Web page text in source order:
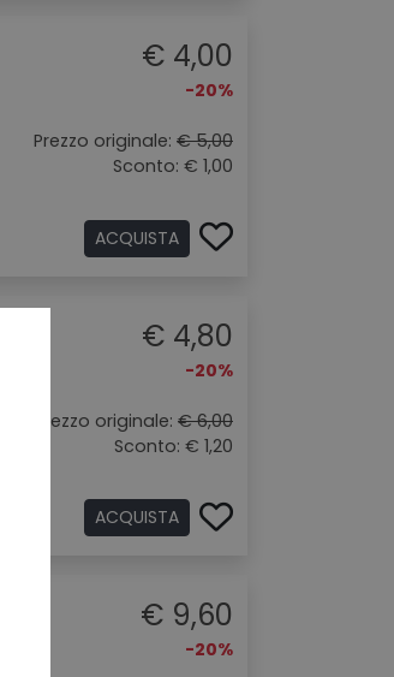
€ 4,00
-20%
Prezzo originale: € 5,00
Sconto: € 1,00
ACQUISTA
€ 4,80
-20%
Prezzo originale: € 6,00
Sconto: € 1,20
ACQUISTA
€ 9,60
-20%